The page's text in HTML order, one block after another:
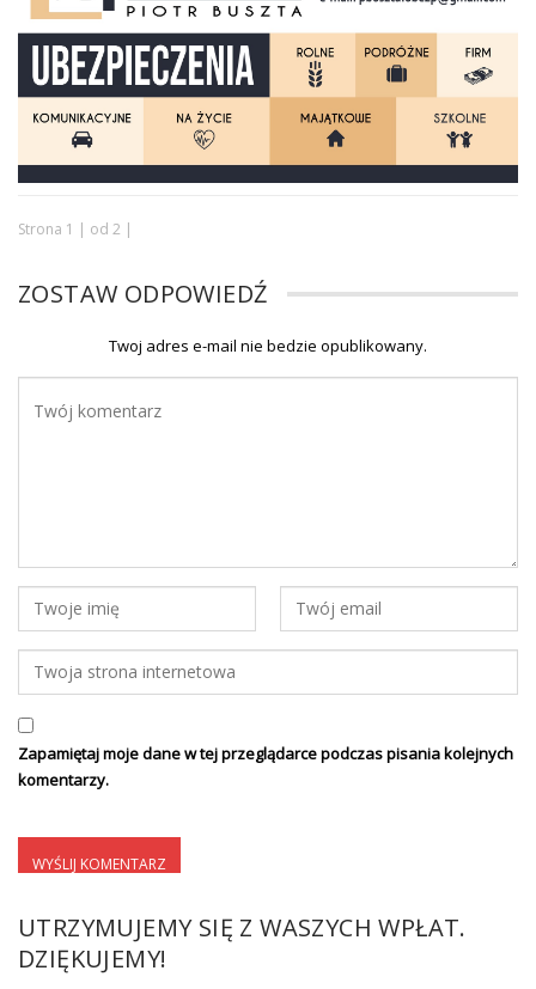
Strona 1 | od 2 |
ZOSTAW ODPOWIEDŹ
Twoj adres e-mail nie bedzie opublikowany.
Zapamiętaj moje dane w tej przeglądarce podczas pisania kolejnych
komentarzy.
UTRZYMUJEMY SIĘ Z WASZYCH WPŁAT.
DZIĘKUJEMY!